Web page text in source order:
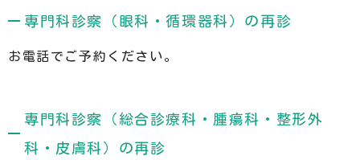
専門科診察（眼科・循環器科）の再診
お電話でご予約ください。
専門科診察（総合診療科・腫瘍科・整形外
科・皮膚科）の再診